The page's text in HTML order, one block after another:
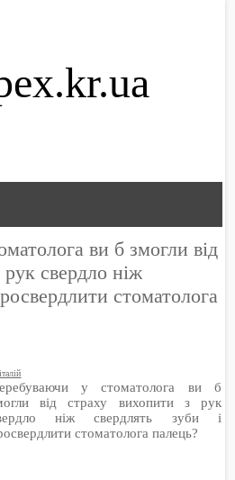
ви б змогли від
свердло ніж
стоматолога
у стоматолога ви б
від страху вихопити з рук
ніж свердлять зуби і
стоматолога палець?